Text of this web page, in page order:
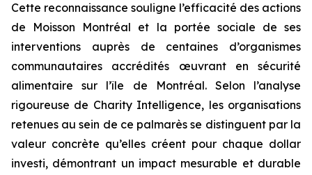
Cette reconnaissance souligne l’efficacité des actions
de Moisson Montréal et la portée sociale de ses
interventions auprès de centaines d’organismes
communautaires accrédités œuvrant en sécurité
alimentaire sur l’île de Montréal. Selon l’analyse
rigoureuse de Charity Intelligence, les organisations
retenues au sein de ce palmarès se distinguent par la
valeur concrète qu’elles créent pour chaque dollar
investi, démontrant un impact mesurable et durable